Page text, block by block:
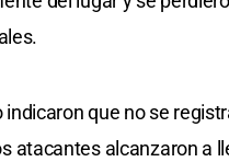
que no se
atacantes alcanzaron a